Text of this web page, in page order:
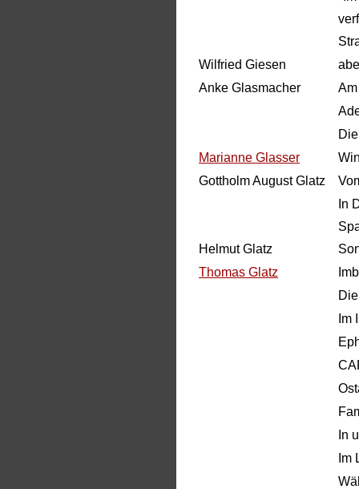
Wilfried Giesen
Anke Glasmacher
Marianne Glasser
Gottholm August Glatz
In
Helmut Glatz
Thomas Glatz
Im
In
Im